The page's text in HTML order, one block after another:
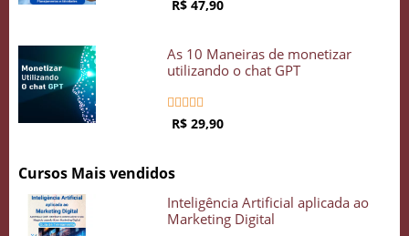
R$ 47,90
As 10 Maneiras de monetizar
utilizando o chat GPT
    
R$ 29,90
Cursos Mais vendidos
Inteligência Artificial aplicada ao
Marketing Digital